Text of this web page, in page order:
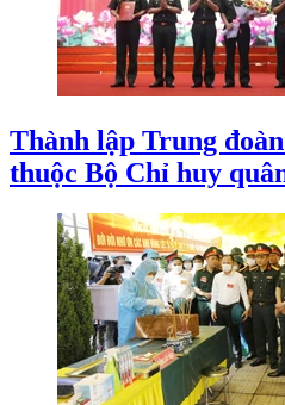
Thành lập Trung
thuộc Bộ Chỉ huy